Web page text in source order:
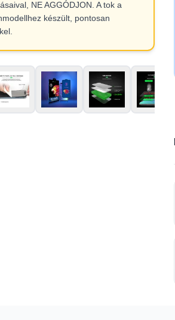
NE AGGÓDJON. A tok a
készült, pontosan